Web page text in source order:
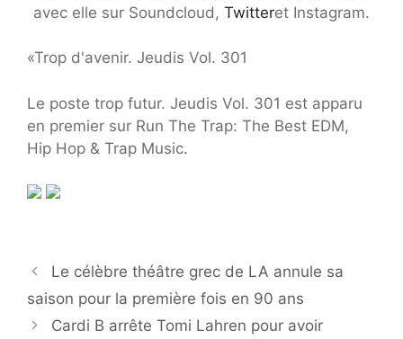
avec elle sur Soundcloud, Twitteret Instagram.
«Trop d'avenir. Jeudis Vol. 301
Le poste trop futur. Jeudis Vol. 301 est apparu
en premier sur Run The Trap: The Best EDM,
Hip Hop & Trap Music.
Le célèbre théâtre grec de LA annule sa
saison pour la première fois en 90 ans
Cardi B arrête Tomi Lahren pour avoir